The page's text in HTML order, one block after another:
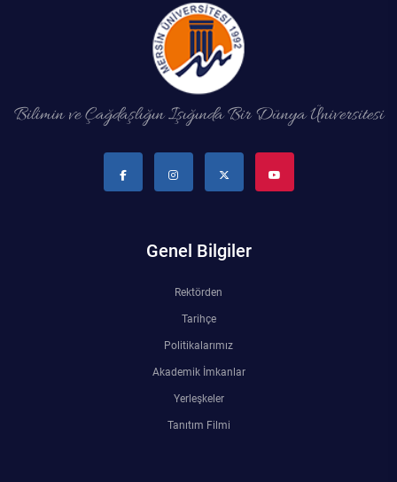
Bilimin ve Çağdaşlığın Işığında Bir Dünya Üniversitesi
Genel Bilgiler
Rektörden
Tarihçe
Politikalarımız
Akademik İmkanlar
Yerleşkeler
Tanıtım Filmi